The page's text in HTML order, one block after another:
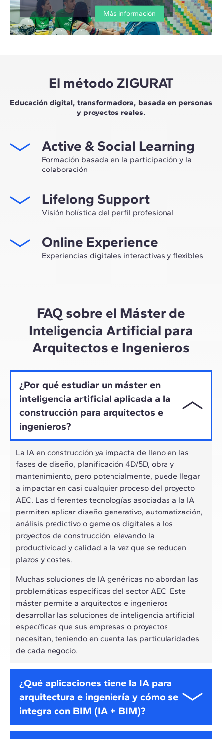
Más información
El método ZIGURAT
Educación digital, transformadora, basada en personas
y proyectos reales.
Active & Social Learning
Formación basada en la participación y la
colaboración
network profesional, sino tener la ocasión única de
participar en grupos de trabajo seleccionados,
asesorados por el expertise de nuestros profesores,
construcción.
Lifelong Support
Visión holística del perfil profesional
Máster, te acompañamos para tener una visión crítica y
360º de tu futuro como experto en el sector.
Online Experience
Experiencias digitales interactivas y flexibles
ritmo híbrido de los profesionales actuales.
FAQ sobre el Máster de
Inteligencia Artificial para
Arquitectos e Ingenieros
¿Por qué estudiar un máster en
inteligencia artificial aplicada a la
construcción para arquitectos e
ingenieros?
La IA en construcción ya impacta de lleno en las
fases de diseño, planificación 4D/5D, obra y
mantenimiento, pero potencialmente, puede llegar
a impactar en casi cualquier proceso del proyecto
AEC. Las diferentes tecnologías asociadas a la IA
permiten aplicar diseño generativo, automatización,
análisis predictivo o gemelos digitales a los
proyectos de construcción, elevando la
productividad y calidad a la vez que se reducen
plazos y costes.
Muchas soluciones de IA genéricas no abordan las
problemáticas específicas del sector AEC. Este
máster permite a arquitectos e ingenieros
desarrollar las soluciones de inteligencia artificial
específicas que sus empresas o proyectos
necesitan, teniendo en cuenta las particularidades
de cada negocio.
¿Qué aplicaciones tiene la IA para
arquitectura e ingeniería y cómo se
integra con BIM (IA + BIM)?